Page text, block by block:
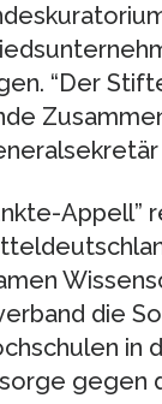
“Der
die
in
gegen